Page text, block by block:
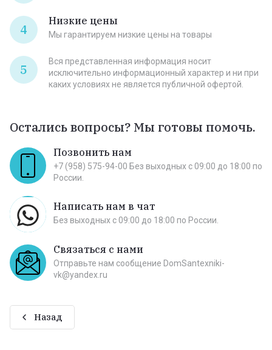
4
Низкие цены
Мы гарантируем низкие цены на товары
5
Вся представленная информация носит
исключительно информационный характер и ни при
каких условиях не является публичной офертой.
Остались вопросы? Мы готовы помочь.
Позвонить нам
+7 (958) 575-94-00 Без выходных c 09:00 до 18:00 по
России.
Написать нам в чат
Без выходных c 09:00 до 18:00 по России.
Связаться с нами
Отправьте нам сообщение DomSantexniki-
vk@yandex.ru
Назад